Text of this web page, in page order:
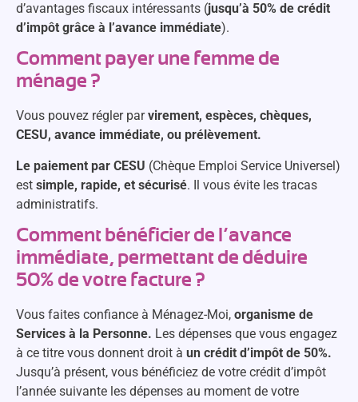
d’avantages fiscaux intéressants (jusqu’à 50% de crédit
d’impôt grâce à l’avance immédiate).
Comment payer une femme de
ménage ?
Vous pouvez régler parvirement, espèces, chèques,
CESU, avance immédiate, ou prélèvement.
Le paiement par CESU (Chèque Emploi Service Universel)
est simple, rapide, et sécurisé. Il vous évite les tracas
administratifs.
Comment bénéficier de l’avance
immédiate, permettant de déduire
50% de votre facture ?
Vous faites confiance à Ménagez-Moi, organisme de
Services à la Personne. Les dépenses que vous engagez
à ce titre vous donnent droit à un crédit d’impôt de 50%.
Jusqu’à présent, vous bénéficiez de votre crédit d’impôt
l’année suivante les dépenses au moment de votre